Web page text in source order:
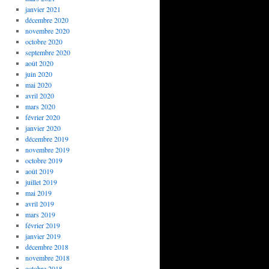
janvier 2021
décembre 2020
novembre 2020
octobre 2020
septembre 2020
août 2020
juin 2020
mai 2020
avril 2020
mars 2020
février 2020
janvier 2020
décembre 2019
novembre 2019
octobre 2019
août 2019
juillet 2019
mai 2019
avril 2019
mars 2019
février 2019
janvier 2019
décembre 2018
novembre 2018